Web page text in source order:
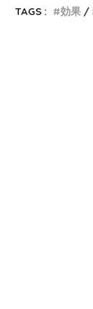
TAGS :
効果